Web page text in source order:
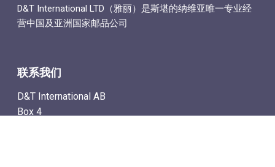
D&T International LTD（雅丽）是斯堪的纳维亚唯一专业经
营中国及亚洲国家邮品公司
联系我们
D&T International AB
Box 4